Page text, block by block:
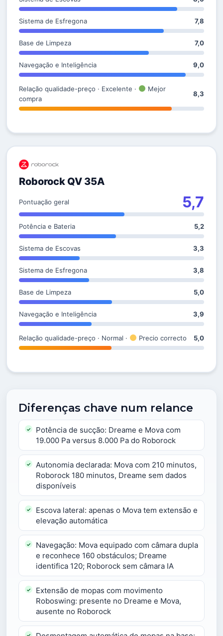
Sistema de Esfregona 7,8
Base de Limpeza 7,0
Navegação e Inteligência 9,0
Relação qualidade-preço · Excelente ·
Mejor
compra
8,3
Roborock QV 35A
Pontuação geral 5,7
Potência e Bateria 5,2
Sistema de Escovas 3,3
Sistema de Esfregona 3,8
Base de Limpeza 5,0
Navegação e Inteligência 3,9
Relação qualidade-preço · Normal · Precio correcto 5,0
Diferenças chave num relance
Potência de sucção: Dreame e Mova com
19.000 Pa versus 8.000 Pa do Roborock
Autonomia declarada: Mova com 210 minutos,
Roborock 180 minutos, Dreame sem dados
disponíveis
Escova lateral: apenas o Mova tem extensão e
elevação automática
Navegação: Mova equipado com câmara dupla
e reconhece 160 obstáculos; Dreame
identifica 120; Roborock sem câmara IA
Extensão de mopas com movimento
Roboswing: presente no Dreame e Mova,
ausente no Roborock